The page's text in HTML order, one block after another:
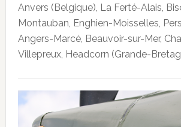
Anvers (Belgique), La Ferté-Alais,
Montauban, Enghien-Moisselles,
Angers-Marcé, Beauvoir-sur-Mer,
Villepreux, Headcorn (Grande-